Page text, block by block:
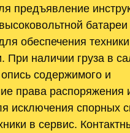
предъявление
батареи
обеспечения техники
При наличии груза в
содержимого и
права распоряжения
исключения спорных
в сервис.